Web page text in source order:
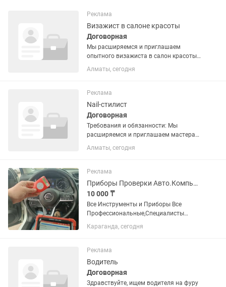
Реклама
Визажист в салоне красоты
Договорная
Мы расширяемся и приглашаем
опытного визажиста в салон красоты
«Стиль»! Если у тебя уже есть стаж
работы от 2 лет — мы приглашаем тебя
Приоритетом компании является
качество...
Алматы, сегодня
Реклама
Nail-стилист
Договорная
Требования и обязанности: Мы
расширяемся и приглашаем мастера
маникюра и педикюра, наращивания
ногтей в салон красоты Стиль! Если у
мы приглашаем тебя в наш...
Алматы, сегодня
Реклама
Приборы Проверки Авто.Компьютер Диагностики,Толщиномер,Эндоскоп
10 000 ₸
Все Инструменты и Приборы Все
Профессиональные,Специалисты
Профессионалы стажем НЕ менее
14лет.Клиентам Заказчикам с Другого
Отчёт.Работаем по Караганде и
Карагандинская...
Караганда, сегодня
Реклама
Водитель
Договорная
Здравствуйте, ищем водителя на фуру